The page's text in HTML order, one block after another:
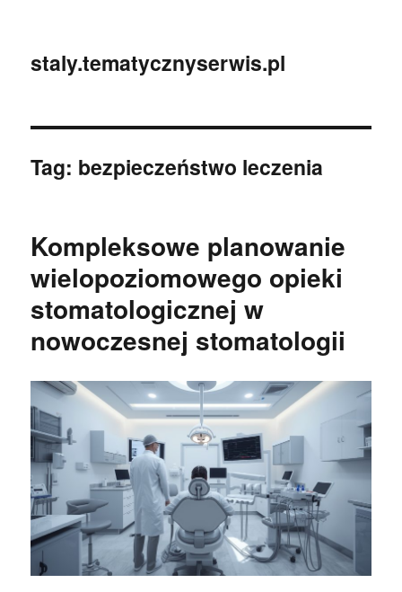
staly.tematycznyserwis.pl
Tag: bezpieczeństwo leczenia
Kompleksowe planowanie
wielopoziomowego opieki
stomatologicznej w
nowoczesnej stomatologii